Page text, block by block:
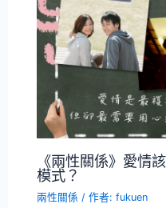
《兩性關係》愛情
模式？
兩性關係 / 作者:fukuen